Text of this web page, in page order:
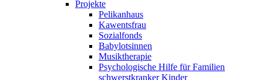
Projekte
Pelikanhaus
Kawentsfrau
Sozialfonds
Babylotsinnen
Musiktherapie
Psychologische Hilfe für Familien
schwerstkranker Kinder